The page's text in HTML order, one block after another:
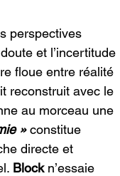
perspectives
et l’incertitude
floue entre réalité
reconstruit avec le
au morceau une
» constitue
directe et
Block n’essaie